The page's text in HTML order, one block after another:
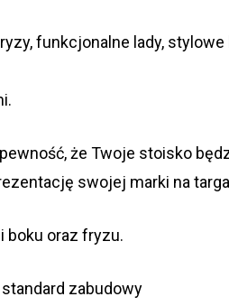
funkcjonalne lady,
że Twoje stoisko
swojej marki na
boku oraz fryzu.
zabudowy